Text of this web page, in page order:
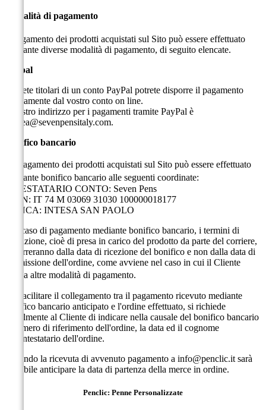
Modalità di pagamento
Il pagamento dei prodotti acquistati sul Sito può essere effettuato
mediante diverse modalità di pagamento, di seguito elencate.
Paypal
Se siete titolari di un conto PayPal potrete disporre il pagamento
direttamente dal vostro conto on line.
Il nostro indirizzo per i pagamenti tramite PayPal è
andrea@sevenpensitaly.com.
Bonifico bancario
Il pagamento dei prodotti acquistati sul Sito può essere effettuato
mediante bonifico bancario alle seguenti coordinate:
INTESTATARIO CONTO: Seven Pens
IBAN: IT 74 M 03069 31030 100000018177
BANCA: INTESA SAN PAOLO
Nel caso di pagamento mediante bonifico bancario, i termini di
spedizione, cioè di presa in carico del prodotto da parte del corriere,
decorreranno dalla data di ricezione del bonifico e non dalla data di
trasmissione dell'ordine, come avviene nel caso in cui il Cliente
scelga altre modalità di pagamento.
Per facilitare il collegamento tra il pagamento ricevuto mediante
bonifico bancario anticipato e l'ordine effettuato, si richiede
gentilmente al Cliente di indicare nella causale del bonifico bancario
il numero di riferimento dell'ordine, la data ed il cognome
dell'intestatario dell'ordine.
Inviando la ricevuta di avvenuto pagamento a info@penclic.it sarà
possibile anticipare la data di partenza della merce in ordine.
Penclic: Penne Personalizzate